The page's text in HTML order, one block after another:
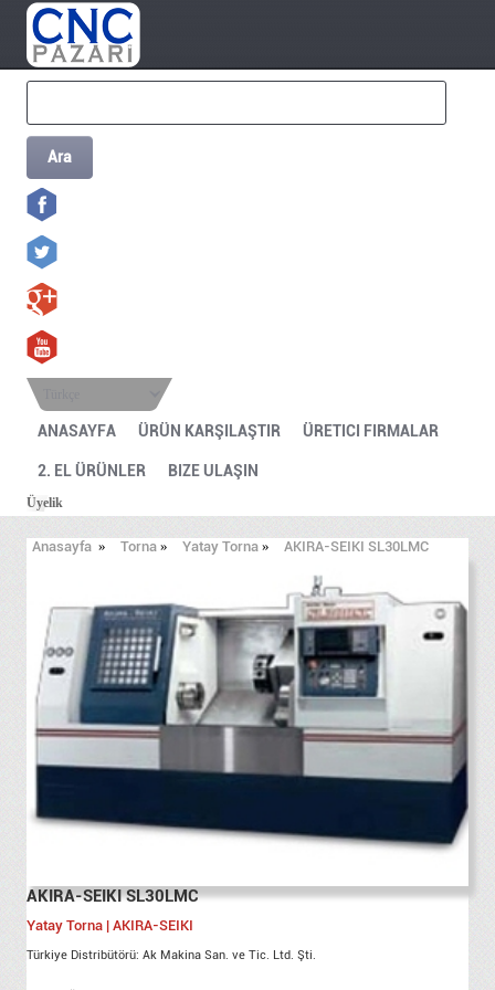
Ara
ANASAYFA ÜRÜN KARŞILAŞTIR ÜRETICI FIRMALAR
2. EL ÜRÜNLER BIZE ULAŞIN
Üyelik
Anasayfa » Torna » Yatay Torna » AKIRA-SEIKI SL30LMC
AKIRA-SEIKI SL30LMC
Yatay Torna | AKIRA-SEIKI
Türkiye Distribütörü: Ak Makina San. ve Tic. Ltd. Şti.